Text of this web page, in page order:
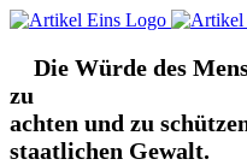
Zum
springen
Die Würde des
zu
achten und zu
staatlichen Gewalt.